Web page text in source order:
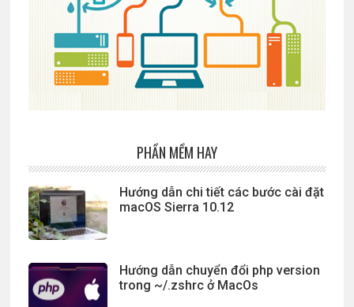
PHẦN MỀM HAY
Hướng dẫn chi tiết các bước cài đặt
macOS Sierra 10.12
Hướng dẫn chuyển đổi php version
trong ~/.zshrc ở MacOs